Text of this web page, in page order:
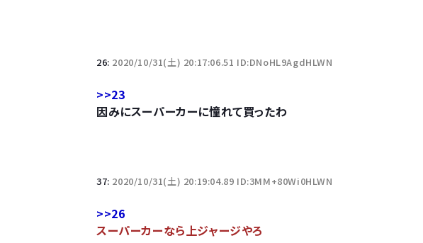
26: 2020/10/31(土) 20:17:06.51 ID:DNoHL9AgdHLWN
>>23
因みにスーパーカーに憧れて買ったわ
37: 2020/10/31(土) 20:19:04.89 ID:3MM+80Wi0HLWN
>>26
スーパーカーなら上ジャージやろ